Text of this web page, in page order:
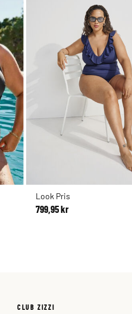
Look Pris
799,95 kr
CLUB ZIZZI